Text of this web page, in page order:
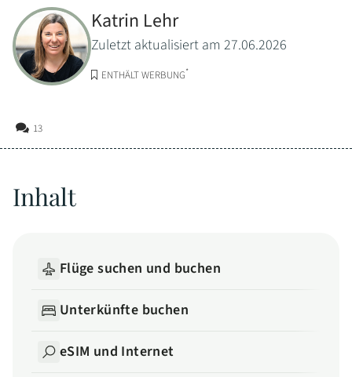
Katrin Lehr
Zuletzt aktualisiert am 27.06.2026
ENTHÄLT WERBUNG*
13
Inhalt
Flüge suchen und buchen
Unterkünfte buchen
eSIM und Internet